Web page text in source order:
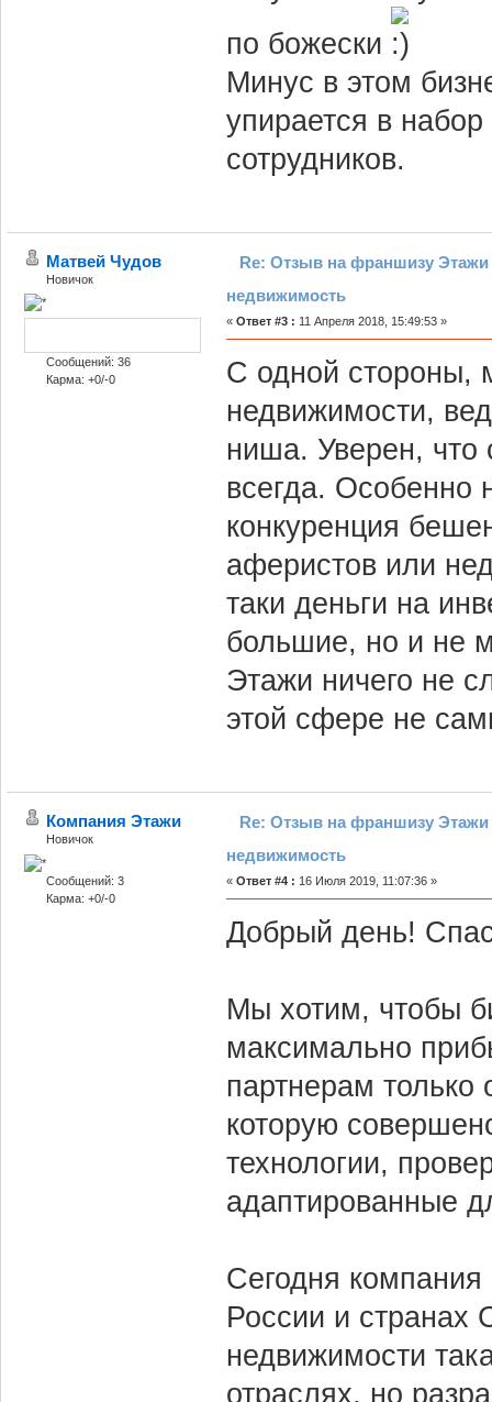
по божески
Минус в этом
упирается в
сотрудников.
Матвей Чудов
Новичок
Сообщений: 36
Карма: +0/-0
Re: Отзыв на франшизу Этажи
недвижимость
« Ответ #3 : 11 Апреля 2018, 15:49:53 »
С одной стороны,
недвижимости,
ниша. Уверен, что
всегда. Особенно
конкуренция
аферистов или
таки деньги на
большие, но и не
Этажи ничего не
этой сфере не
Компания Этажи
Новичок
Сообщений: 3
Карма: +0/-0
Re: Отзыв на франшизу Этажи
недвижимость
« Ответ #4 : 16 Июля 2019, 11:07:36 »
Добрый день!
Мы хотим, чтобы
максимально
партнерам
которую
технологии,
адаптированные
Сегодня компания
России и странах
недвижимости
отраслях, но